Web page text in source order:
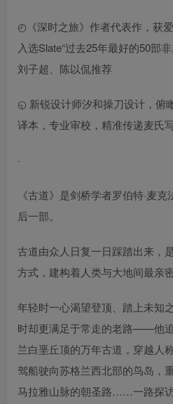
◴《深时之旅》作者代表作，获
入选Slate“过去25年最好的50部
刘子超、陈以侃推荐
◵ 新锐设计师汐和操刀设计，俯
译本，专业审校，精准传递麦氏
·
《古道》是剑桥学者罗伯特·麦
后一部。
古道由众人日复一日踩踏出来，
方式，建构着人类与大地间最亲
年轻时一心渴望登顶、踏上未知
时却更满足于常走的老路——他
兰白垩丘顶的万年古道，穿越人
驾船驶向苏格兰西北部的鸟岛，
马拉雅山脉的朝圣路……一路探